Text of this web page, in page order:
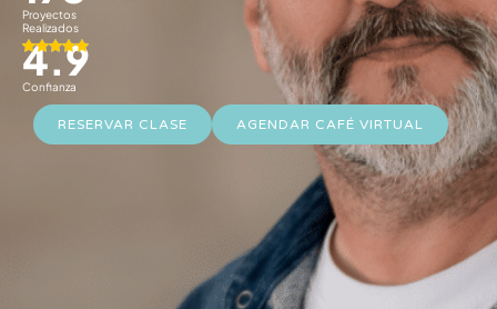
Proyectos
Realizados
Confianza
4.9
RESERVAR CLASE AGENDAR CAFÉ VIRTUAL